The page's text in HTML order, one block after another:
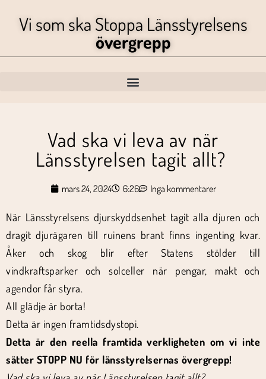
Vi som ska Stoppa Länsstyrelsens
övergrepp
Vad ska vi leva av när
Länsstyrelsen tagit allt?
mars 24, 2024 6:26 Inga kommentarer
När Länsstyrelsens djurskyddsenhet tagit alla djuren och
dragit djurägaren till ruinens brant finns ingenting kvar.
Åker och skog blir efter Statens stölder till
vindkraftsparker och solceller när pengar, makt och
agendor får styra.
All glädje är borta!
Detta är ingen framtidsdystopi.
Detta är den reella framtida verkligheten om vi inte
sätter STOPP NU för länsstyrelsernas övergrepp!